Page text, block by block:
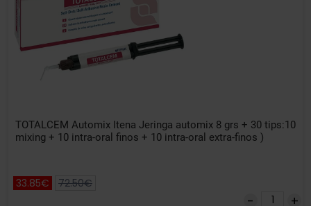
TOTALCEM Automix Itena Jeringa automix 8 grs + 30 tips:10
mixing + 10 intra-oral finos + 10 intra-oral extra-finos )
33.85€ 72.50€